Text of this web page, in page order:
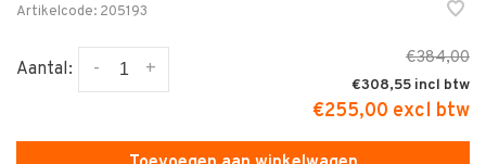
Artikelcode: 205193
Aantal: +
-
€384,00
€308,55
€255,00 excl btw